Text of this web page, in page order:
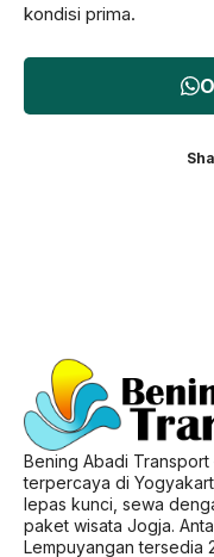
kondisi prima.
Bening Abadi
terpercaya di
lepas kunci, sewa
paket wisata Jogja.
Lempuyangan tersedia